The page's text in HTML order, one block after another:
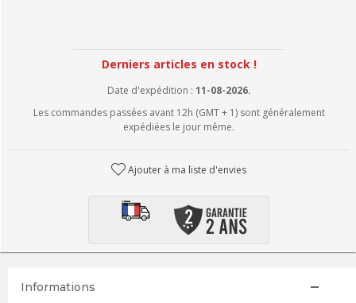
Derniers articles en stock !
Date d'expédition : 11-08-2026.
Les commandes passées avant 12h (GMT + 1) sont généralement
expédiées le jour même.
Ajouter à ma liste d'envies
Informations